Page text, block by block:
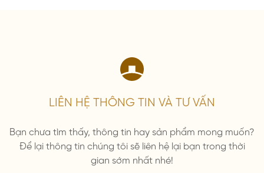
LIÊN HỆ THÔNG TIN VÀ TƯ VẤN
Bạn chưa tìm thấy, thông tin hay sản phẩm mong muốn?
Để lại thông tin chúng tôi sẽ liên hệ lại bạn trong thời
gian sớm nhất nhé!